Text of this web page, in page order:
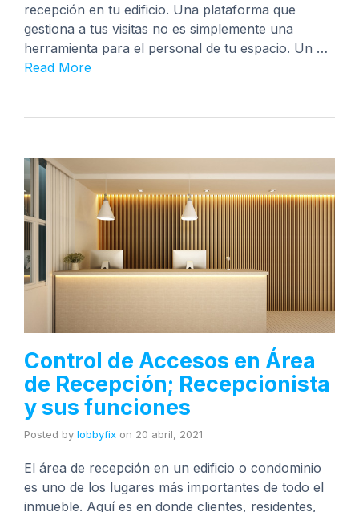
recepción en tu edificio. Una plataforma que
gestiona a tus visitas no es simplemente una
herramienta para el personal de tu espacio. Un …
Read More
Control de Accesos en Área
de Recepción; Recepcionista
y sus funciones
Posted by lobbyfix on 20 abril, 2021
El área de recepción en un edificio o condominio
es uno de los lugares más importantes de todo el
inmueble. Aquí es en donde clientes, residentes,